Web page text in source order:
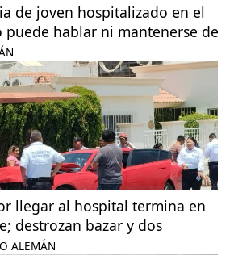
de joven hospitalizado en el
puede hablar ni mantenerse de
llegar al hospital termina en
destrozan bazar y dos
ALEMÁN